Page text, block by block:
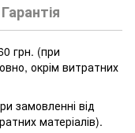
Гарантія
грн. (при
окрім витратних
замовленні від
матеріалів).